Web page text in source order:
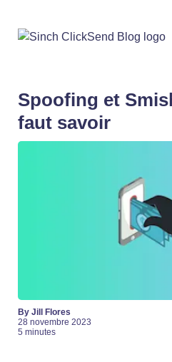
Spoofing et
faut savoir
By Jill Flores
28 novembre 2023
5 minutes